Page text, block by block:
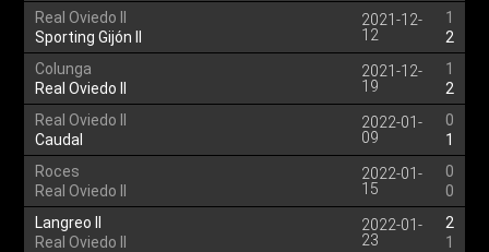
Real Oviedo II
Sporting Gijón II
2021-12-
12
1
2
Colunga
Real Oviedo II
2021-12-
19
1
2
Real Oviedo II
Caudal
2022-01-
09
0
1
Roces
Real Oviedo II
2022-01-
15
0
0
Langreo II
Real Oviedo II
2022-01-
23
2
1